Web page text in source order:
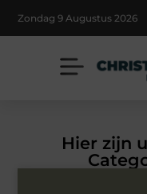
Zondag 9 Augustus 2026
Hier zijn